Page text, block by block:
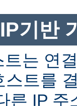
기반
는 연
트를
른 IP